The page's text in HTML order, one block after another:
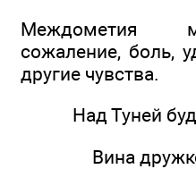
Междометия
сожаление, боль,
другие чувства.
Над Туней
Вина